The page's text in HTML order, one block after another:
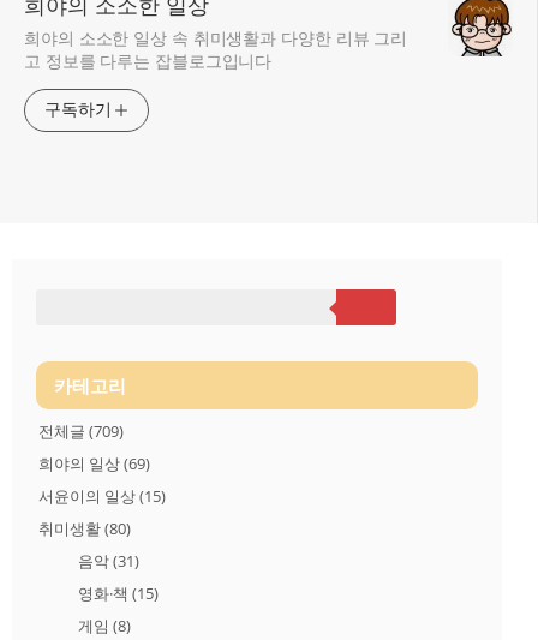
희야의 소소한 일상
희야의 소소한 일상 속 취미생활과 다양한 리뷰 그리
고 정보를 다루는 잡블로그입니다
구독하기
카테고리
전체글 (709)
희야의 일상(69)
서윤이의 일상(15)
취미생활(80)
음악(31)
영화·책 (15)
게임 (8)